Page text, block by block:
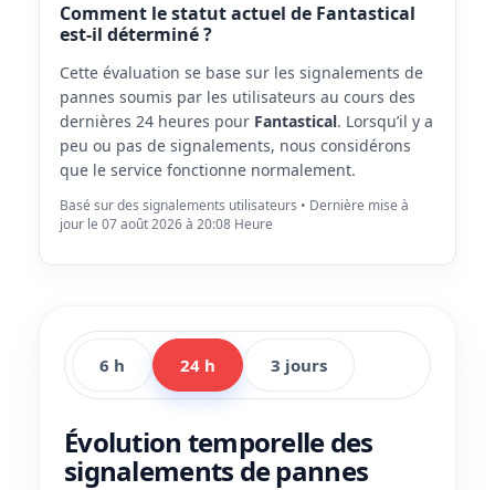
Comment le statut actuel de Fantastical
est-il déterminé ?
Cette évaluation se base sur les signalements de
pannes soumis par les utilisateurs au cours des
dernières 24 heures pour Fantastical. Lorsqu’il y a
peu ou pas de signalements, nous considérons
que le service fonctionne normalement.
Basé sur des signalements utilisateurs • Dernière mise à
jour le 07 août 2026 à 20:08 Heure
6 h 24 h 3 jours
Évolution temporelle des
signalements de pannes